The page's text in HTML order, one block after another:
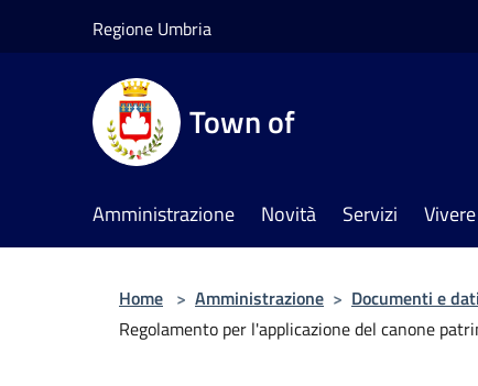
Regione Umbria
Town of
Amministrazione Novità Servizi
Home > Amministrazione > Documenti e dati
Regolamento per l'applicazione del canone